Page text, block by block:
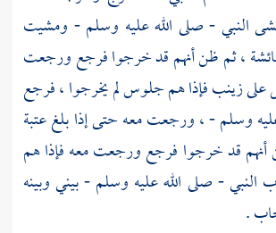
النبي - صلى الله عليه وسلم - ومشيت
، ثم ظن أنهم قد خرجوا فرجع ورجعت
علىزينبفإذا هم جلوس لم يخرجوا ، فرجع
وسلم - ، ورجعت معه حتى إذا بلغ عتبة
قد خرجوا فرجع ورجعت معه فإذا هم
- صلى الله عليه وسلم - بيني وبينه
.